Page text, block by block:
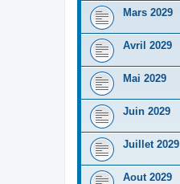
Mars 2029
Avril 2029
Mai 2029
Juin 2029
Juillet 2029
Aout 2029